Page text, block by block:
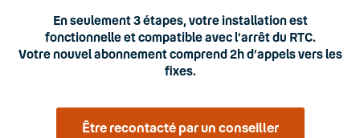
En seulement 3 étapes, votre installation est
fonctionnelle et compatible avec l’arrêt du RTC.
Votre nouvel abonnement comprend 2h d’appels vers les
fixes.
Être recontacté par un conseiller